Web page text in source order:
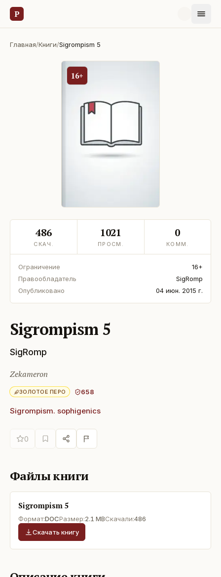
Р
Главная/Книги/Sigrompism 5
16+
486
СКАЧ.
1021
ПРОСМ.
0
КОММ.
Ограничение
16+
Правообладатель
SigRomp
Опубликовано
04 июн. 2015 г.
Sigrompism 5
SigRomp
Zekameron
ЗОЛОТОЕ ПЕРО 658
Sigrompism. sophigenics
0
Файлы книги
Sigrompism 5
Формат:DOCРазмер:2.1 MBСкачали:486
Скачать книгу